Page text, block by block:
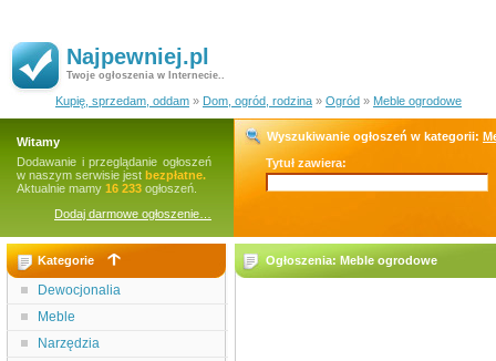
Najpewniej.pl
Twoje ogłoszenia w Internecie..
Kupię, sprzedam, oddam » Dom, ogród, rodzina » Ogród » Meble ogrodowe
Witamy
Dodawanie i przeglądanie ogłoszeń
w naszym serwisie jest bezpłatne.
Aktualnie mamy 16 233 ogłoszeń.
Dodaj darmowe ogłoszenie…
Wyszukiwanie ogłoszeń w kategorii:
Tytuł zawiera:
Kategorie
Dewocjonalia
Meble
Narzędzia
Ogłoszenia: Meble ogrodowe